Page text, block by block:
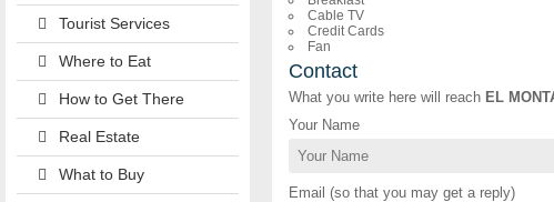
Tourist Services
Where to Eat
How to Get There
Real Estate
What to Buy
Cable TV
Credit Cards
Fan
Contact
What you write here will reach EL
Your Name
Email (so that you may get a reply)